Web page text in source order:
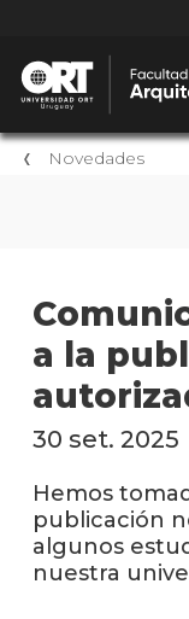
Novedades
a la
30 set. 2025
Hemos
publicación
algunos
nuestra